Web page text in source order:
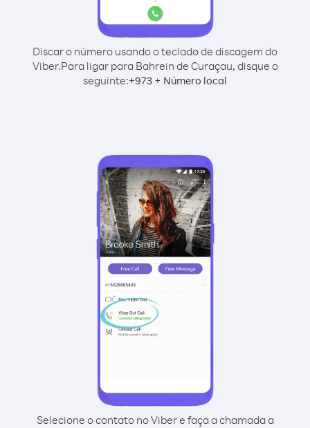
Discar o número usando o teclado de discagem do
Viber.Para ligar para Bahrein de Curaçau, disque o
seguinte:+973 + Número local
Selecione o contato no Viber e faça a chamada a